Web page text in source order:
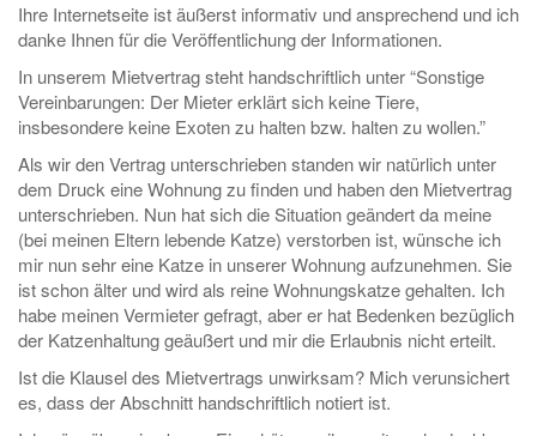
Ihre Internetseite ist äußerst informativ und ansprechend und ich
danke Ihnen für die Veröffentlichung der Informationen.
In unserem Mietvertrag steht handschriftlich unter “Sonstige
Vereinbarungen: Der Mieter erklärt sich keine Tiere,
insbesondere keine Exoten zu halten bzw. halten zu wollen.”
Als wir den Vertrag unterschrieben standen wir natürlich unter
dem Druck eine Wohnung zu finden und haben den Mietvertrag
unterschrieben. Nun hat sich die Situation geändert da meine
(bei meinen Eltern lebende Katze) verstorben ist, wünsche ich
mir nun sehr eine Katze in unserer Wohnung aufzunehmen. Sie
ist schon älter und wird als reine Wohnungskatze gehalten. Ich
habe meinen Vermieter gefragt, aber er hat Bedenken bezüglich
der Katzenhaltung geäußert und mir die Erlaubnis nicht erteilt.
Ist die Klausel des Mietvertrags unwirksam? Mich verunsichert
es, dass der Abschnitt handschriftlich notiert ist.